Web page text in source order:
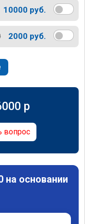
10000 руб.
2000 руб.
p
вопрос
на основании